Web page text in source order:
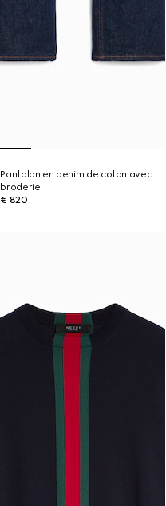
Pantalon en denim de coton avec
broderie
€ 820